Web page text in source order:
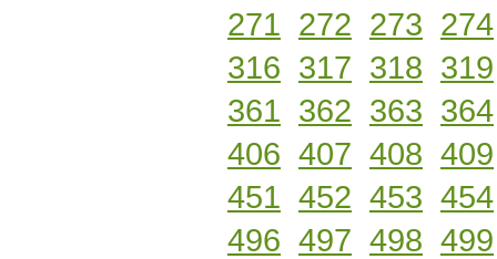
271 272 273 274
316 317 318 319
361 362 363 364
406 407 408 409
451 452 453 454
496 497 498 499